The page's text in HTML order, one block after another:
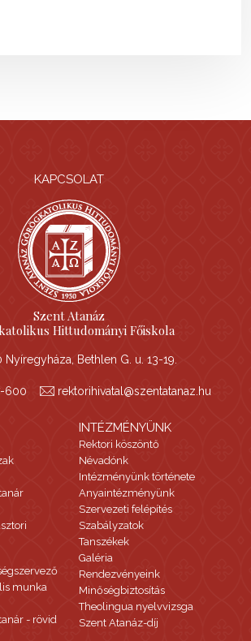
KAPCSOLAT
Szent Atanáz
Hittudományi Főiskola
Nyíregyháza, Bethlen G. u. 13-19.
600 rektorihivatal@szentatanaz.hu
munka
- rövid
INTÉZMÉNYÜNK
Rektori köszöntő
Névadónk
Intézményünk története
Anyaintézményünk
Szervezeti felépítés
Szabályzatok
Tanszékek
Galéria
Rendezvényeink
Minőségbiztosítás
Theolingua nyelvvizsga
Szent Atanáz-díj